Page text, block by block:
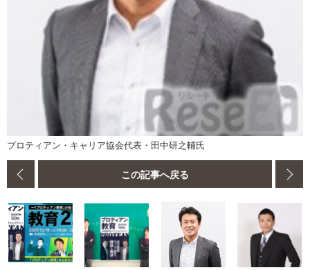
プロティアン・キャリア協会代表・田中研之輔氏
この記事へ戻る